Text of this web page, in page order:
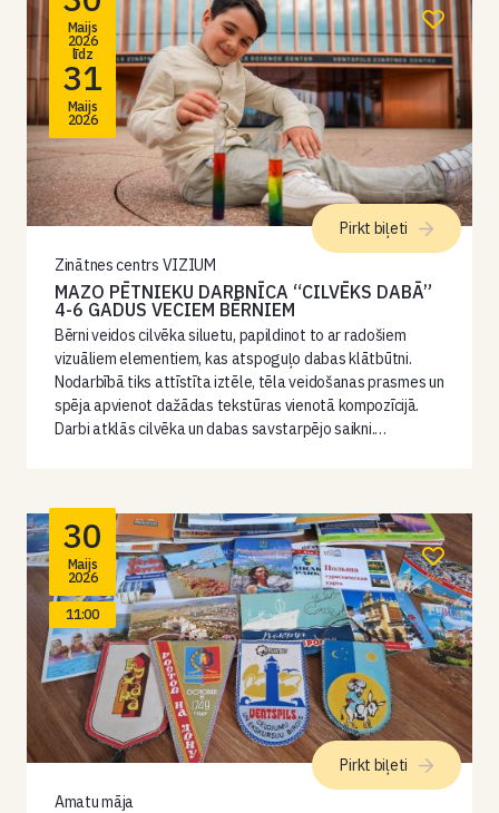
Maijs
2026
līdz
31
Maijs
2026
Zinātnes centrs VIZIUM
MAZO PĒTNIEKU DARBNĪCA “CILVĒKS DABĀ”
4-6 GADUS VECIEM BĒRNIEM
Bērni veidos cilvēka siluetu, papildinot to ar radošiem
vizuāliem elementiem, kas atspoguļo dabas klātbūtni.
Nodarbībā tiks attīstīta iztēle, tēla veidošanas prasmes un
spēja apvienot dažādas tekstūras vienotā kompozīcijā.
Darbi atklās cilvēka un dabas savstarpējo saikni.…
Pirkt biļeti
30
Maijs
2026
11:00
Amatu māja
Pirkt biļeti